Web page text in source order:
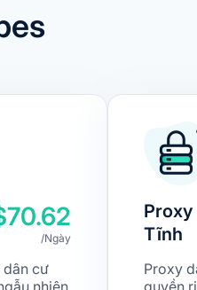
/Ngày
dân cư
nhiên
Proxy
Tĩnh
Proxy
quyền